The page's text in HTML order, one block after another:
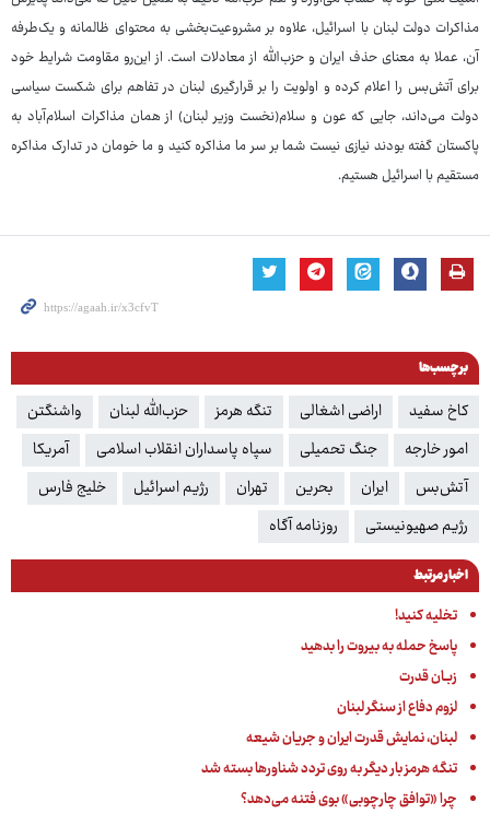
مذاکرات دولت لبنان با اسرائیل، علاوه بر مشروعیت‌بخشی به محتوای ظالمانه و یک‌طرفه
آن، عملا به معنای حذف ایران و حزب‌الله از معادلات است. از این‌رو مقاومت شرایط خود
برای آتش‌بس را اعلام کرده و اولویت را بر قرارگیری لبنان در تفاهم برای شکست سیاسی
دولت می‌داند، جایی که عون و سلام(نخست وزیر لبنان) از همان مذاکرات اسلام‌آباد به
پاکستان گفته بودند نیازی نیست شما بر سر ما مذاکره کنید و ما خومان در تدارک مذاکره
مستقیم با اسرائیل هستیم.
برچسب‌ها
کاخ سفید اراضی اشغالی تنگه هرمز حزب‌الله لبنان
واشنگتن
امور خارجه
جنگ تحمیلی سپاه پاسداران انقلاب اسلامی
آمریکا
آتش‌بس
ایران بحرین تهران رژیم اسرائیل
خلیج فارس
رژیم صهیونیستی
روزنامه آگاه
اخبار مرتبط
تخلیه کنید!
پاسخ حمله به بیروت را بدهید
زبـان قدرت
لزوم دفاع از سنگر لبنان
لبنان، نمایش قدرت ایران و جریان شیعه
تنگه هرمز بار دیگر به روی تردد شناورها بسته شد
چرا «توافق چارچوبی» بوی فتنه می‌دهد؟